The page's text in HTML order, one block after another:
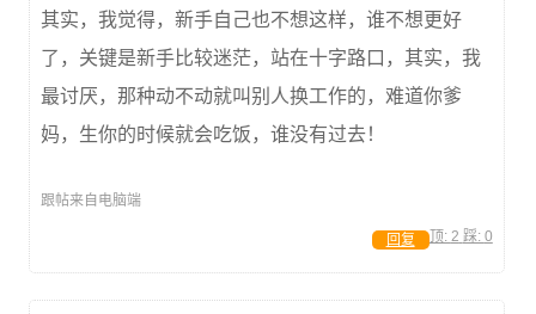
其实，我觉得，新手自己也不想这样，谁不想更好
了，关键是新手比较迷茫，站在十字路口，其实，我
最讨厌，那种动不动就叫别人换工作的，难道你爹
妈，生你的时候就会吃饭，谁没有过去！
跟帖来自电脑端
顶: 2 踩: 0
回复